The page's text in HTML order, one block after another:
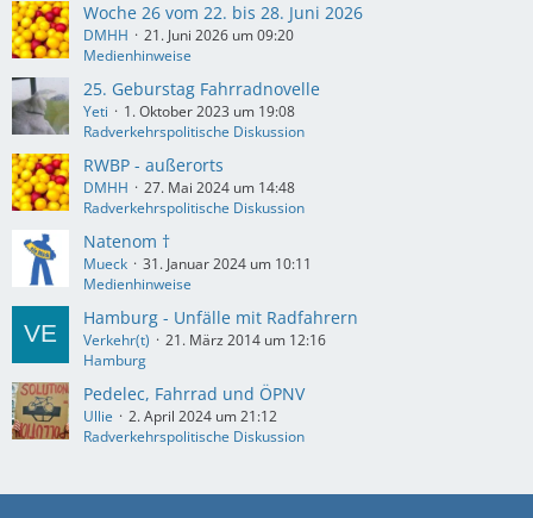
Woche 26 vom 22. bis 28. Juni 2026
DMHH
21. Juni 2026 um 09:20
Medienhinweise
25. Geburstag Fahrradnovelle
Yeti
1. Oktober 2023 um 19:08
Radverkehrspolitische Diskussion
RWBP - außerorts
DMHH
27. Mai 2024 um 14:48
Radverkehrspolitische Diskussion
Natenom †
Mueck
31. Januar 2024 um 10:11
Medienhinweise
Hamburg - Unfälle mit Radfahrern
Verkehr(t)
21. März 2014 um 12:16
Hamburg
Pedelec, Fahrrad und ÖPNV
Ullie
2. April 2024 um 21:12
Radverkehrspolitische Diskussion